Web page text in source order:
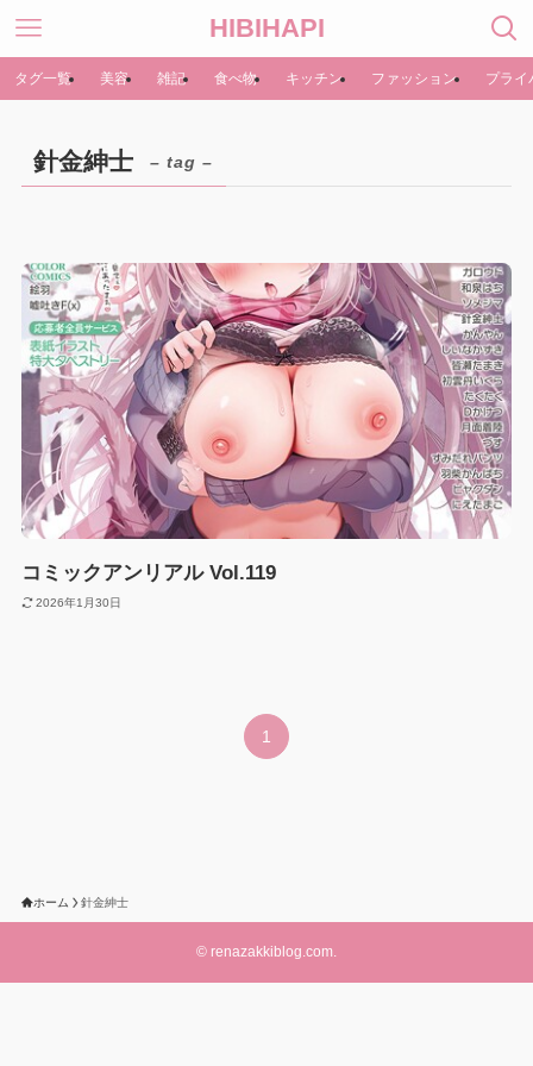
HIBIHAPI
タグ一覧 美容 雑記 食べ物 キッチン ファッション プライ
針金紳士 – tag –
コミックアンリアル Vol.119
2026年1月30日
1
ホーム 針金紳士
© renazakkiblog.com.